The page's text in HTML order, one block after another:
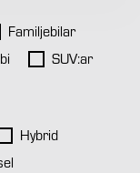
Familjebilar
SUV:ar
Hybrid